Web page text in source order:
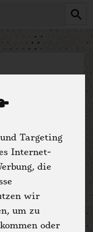
Targeting
Internet-
die
wir
um zu
oder